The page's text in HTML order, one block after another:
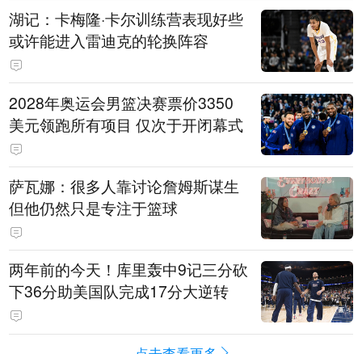
湖记：卡梅隆·卡尔训练营表现好些
或许能进入雷迪克的轮换阵容
2028年奥运会男篮决赛票价3350
美元领跑所有项目 仅次于开闭幕式
萨瓦娜：很多人靠讨论詹姆斯谋生
但他仍然只是专注于篮球
两年前的今天！库里轰中9记三分砍
下36分助美国队完成17分大逆转